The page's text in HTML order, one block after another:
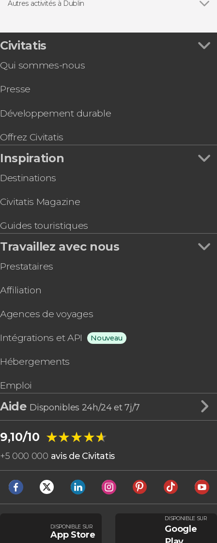
Excursions d'une journée
Autres activités à Dublin
Dîner et spectacle folklorique à Dublin
Atelier de fabrication de bagues en argent à
Free tour sur l'indépendance de l'Irlande
Bus touristique de Dublin Big Bus
Billet pour le musée du whisky irlandais
irlandaise
Guinness Storehouse + Bus touristique de
Dublin
Civitatis
Qui sommes-nous
Presse
Développement durable
Offrez Civitatis
Inspiration
Destinations
Civitatis Magazine
Guides touristiques
Travaillez avec nous
Prestataires
Affiliation
Agences de voyages
Intégrations et API Nouveau
Hébergements
Emploi
Aide Disponibles 24h/24 et 7j/7
9,10/10 ★★★★★
★★★★★
+5 000 000 avis de Civitatis
DISPONIBLE SUR
App Store
DISPONIBLE SUR
Google